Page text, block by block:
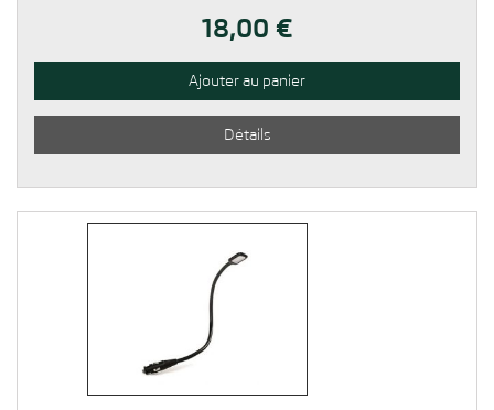
18,00 €
Ajouter au panier
Détails